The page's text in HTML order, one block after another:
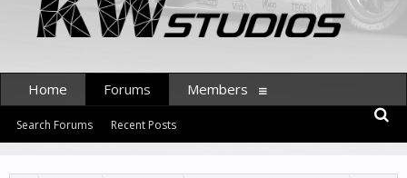
Home Forums
Search Forums Recent Posts
Members